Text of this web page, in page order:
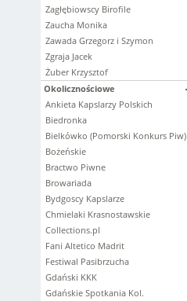
Zagłębiowscy Birofile
Zaucha Monika
Zawada Grzegorz i Szymon
Zgraja Jacek
Żuber Krzysztof
Okolicznościowe
Ankieta Kapslarzy Polskich
Biedronka
Bielkówko (Pomorski Konkurs Piw)
Bożeńskie
Bractwo Piwne
Browariada
Bydgoscy Kapslarze
Chmielaki Krasnostawskie
Collections.pl
Fani Altetico Madrit
Festiwal Pasibrzucha
Gdański KKK
Gdańskie Spotkania Kol.